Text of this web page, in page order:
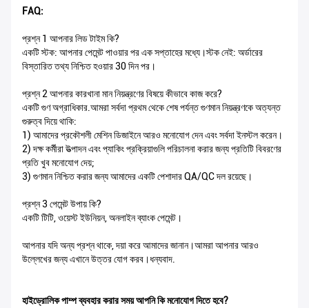
FAQ:
প্রশ্ন 1 আপনার লিড টাইম কি?
একটি স্টক: আপনার পেমেন্ট পাওয়ার পর এক সপ্তাহের মধ্যে।স্টক নেই: অর্ডারের
বিস্তারিত তথ্য নিশ্চিত হওয়ার 30 দিন পর।
প্রশ্ন 2 আপনার কারখানা মান নিয়ন্ত্রণের বিষয়ে কীভাবে কাজ করে?
একটি গুণ অগ্রাধিকার.আমরা সর্বদা প্রথম থেকে শেষ পর্যন্ত গুণমান নিয়ন্ত্রণকে অত্যন্ত
গুরুত্ব দিয়ে থাকি:
1) আমাদের প্রকৌশলী মেশিন ডিজাইনে আরও মনোযোগ দেন এবং সর্বদা ইনস্টল করেন।
2) দক্ষ কর্মীরা উত্পাদন এবং প্যাকিং প্রক্রিয়াগুলি পরিচালনা করার জন্য প্রতিটি বিবরণের
প্রতি খুব মনোযোগ দেয়;
3) গুণমান নিশ্চিত করার জন্য আমাদের একটি পেশাদার QA/QC দল রয়েছে।
প্রশ্ন 3 পেমেন্ট উপায় কি?
একটি টিটি, ওয়েস্ট ইউনিয়ন, অনলাইন ব্যাংক পেমেন্ট।
আপনার যদি অন্য প্রশ্ন থাকে, দয়া করে আমাদের জানান।আমরা আপনার আরও
উল্লেখের জন্য এখানে উত্তর যোগ করব।ধন্যবাদ.
হাইড্রোলিক পাম্প ব্যবহার করার সময় আপনি কি মনোযোগ দিতে হবে?